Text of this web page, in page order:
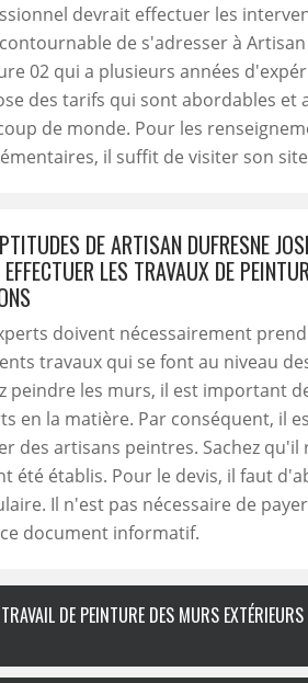
devrait effectuer les
de s'adresser à
02 qui a plusieurs années
des tarifs qui sont abordables et
de monde. Pour les
il suffit de visiter son
DE ARTISAN DUFRESNE
LES TRAVAUX DE
doivent nécessairement
travaux qui se font au niveau
peindre les murs, il est important
en la matière. Par conséquent, il
des artisans peintres. Sachez qu'il
été établis. Pour le devis, il faut
Il n'est pas nécessaire de
document informatif.
DE PEINTURE DES MURS